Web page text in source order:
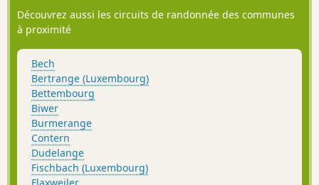
Découvrez aussi les circuits de randonnée des communes
à proximité
Bech
Bertrange (Luxembourg)
Bettembourg
Biwer
Burmerange
Contern
Dudelange
Fischbach (Luxembourg)